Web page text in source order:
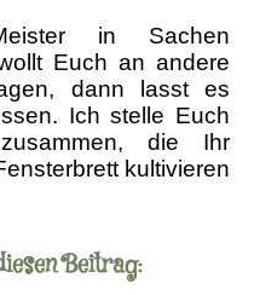
in Sachen
Euch an andere
dann lasst es
Ich stelle Euch
die Ihr
kultivieren
Beitrag: